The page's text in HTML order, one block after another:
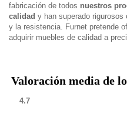
fabricación de todos nuestros
calidad y han superado rigurosos
y la resistencia. Furnet pretende
adquirir muebles de calidad a
Valoración media de
4.7